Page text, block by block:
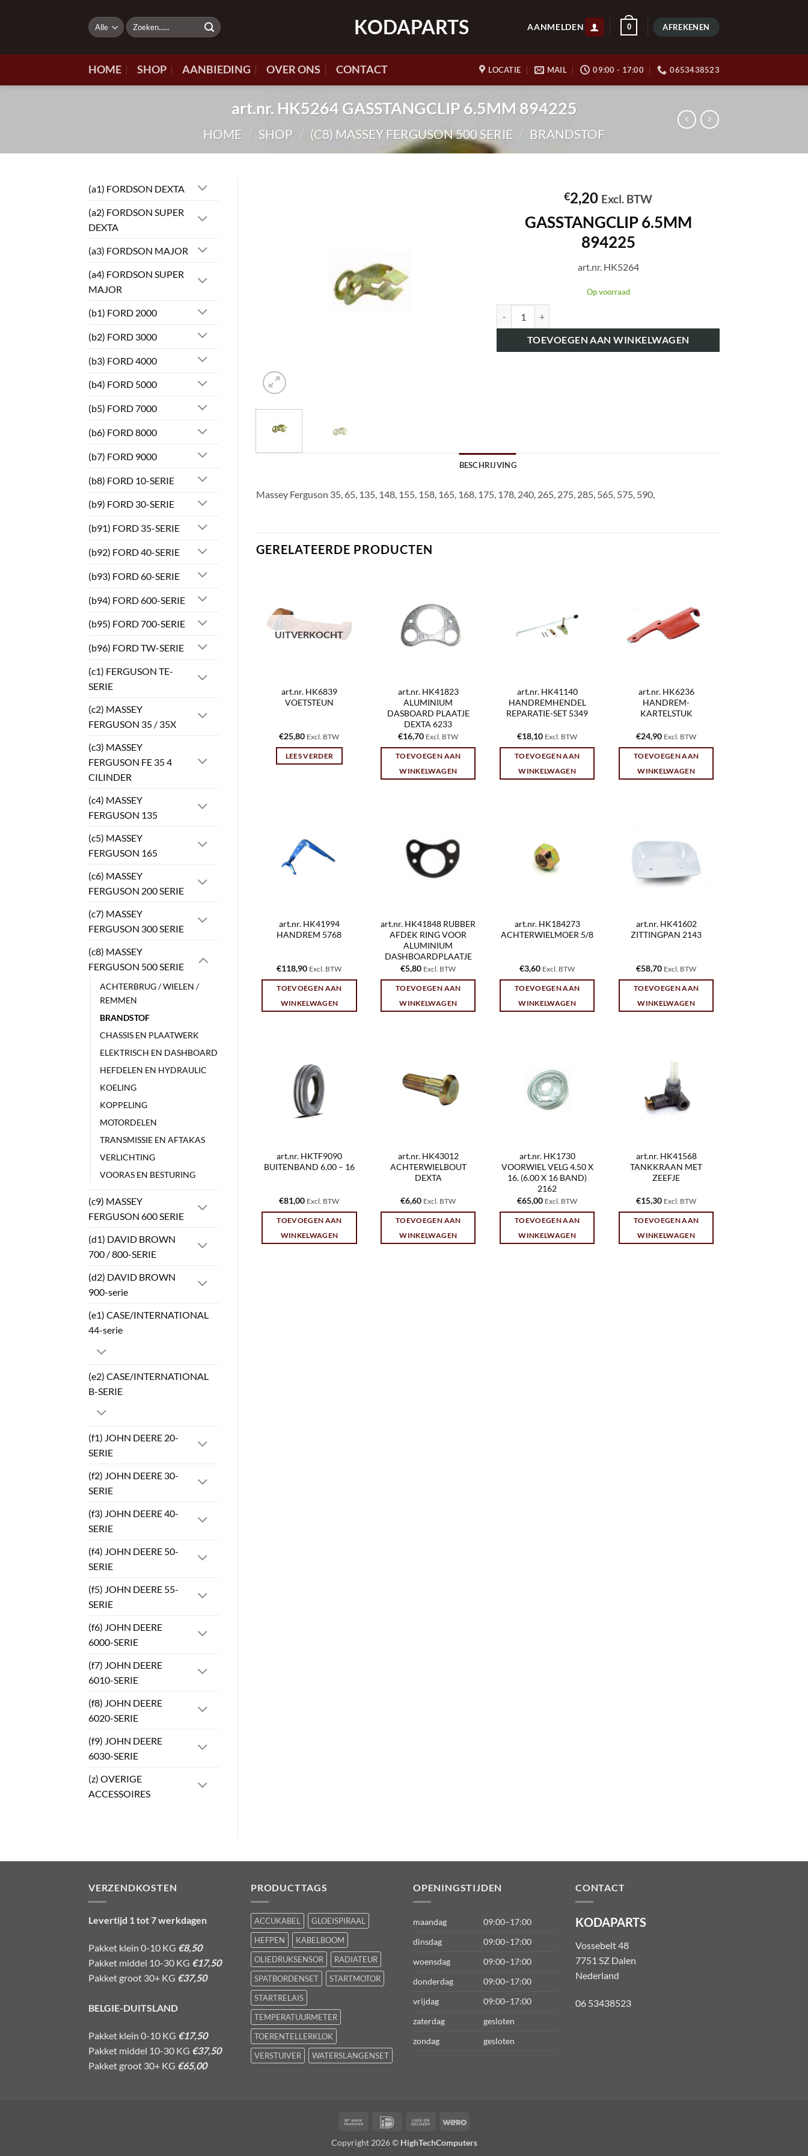
KODAPARTS
Zoeken
naar:
AANMELDEN 0 AFREKENEN
HOME SHOP AANBIEDING OVER ONS CONTACT LOCATIE MAIL 09:00 - 17:00 0653438523
art.nr. HK5264 GASSTANGCLIP 6.5MM 894225
HOME / SHOP / (C8) MASSEY FERGUSON 500 SERIE / BRANDSTOF
(a1) FORDSON DEXTA
(a2) FORDSON SUPER
DEXTA
(a3) FORDSON MAJOR
(a4) FORDSON SUPER
MAJOR
(b1) FORD 2000
(b2) FORD 3000
(b3) FORD 4000
(b4) FORD 5000
(b5) FORD 7000
(b6) FORD 8000
(b7) FORD 9000
(b8) FORD 10-SERIE
(b9) FORD 30-SERIE
(b91) FORD 35-SERIE
(b92) FORD 40-SERIE
(b93) FORD 60-SERIE
(b94) FORD 600-SERIE
(b95) FORD 700-SERIE
(b96) FORD TW-SERIE
(c1) FERGUSON TE-
SERIE
(c2) MASSEY
FERGUSON 35 / 35X
(c3) MASSEY
FERGUSON FE 35 4
CILINDER
(c4) MASSEY
FERGUSON 135
(c5) MASSEY
FERGUSON 165
(c6) MASSEY
FERGUSON 200 SERIE
(c7) MASSEY
FERGUSON 300 SERIE
(c8) MASSEY
FERGUSON 500 SERIE
ACHTERBRUG / WIELEN /
REMMEN
BRANDSTOF
CHASSIS EN PLAATWERK
ELEKTRISCH EN DASHBOARD
HEFDELEN EN HYDRAULIC
KOELING
KOPPELING
MOTORDELEN
TRANSMISSIE EN AFTAKAS
VERLICHTING
VOORAS EN BESTURING
(c9) MASSEY
FERGUSON 600 SERIE
(d1) DAVID BROWN
700 / 800-SERIE
(d2) DAVID BROWN
900-serie
(e1) CASE/INTERNATIONAL
44-serie
(e2) CASE/INTERNATIONAL
B-SERIE
(f1) JOHN DEERE 20-
SERIE
(f2) JOHN DEERE 30-
SERIE
(f3) JOHN DEERE 40-
SERIE
(f4) JOHN DEERE 50-
SERIE
(f5) JOHN DEERE 55-
SERIE
(f6) JOHN DEERE
6000-SERIE
(f7) JOHN DEERE
6010-SERIE
(f8) JOHN DEERE
6020-SERIE
(f9) JOHN DEERE
6030-SERIE
(z) OVERIGE
ACCESSOIRES
€2,20 Excl. BTW
GASSTANGCLIP 6.5MM
894225
art.nr. HK5264
Op voorraad
TOEVOEGEN AAN WINKELWAGEN
BESCHRIJVING
Massey Ferguson 35, 65, 135, 148, 155, 158, 165, 168, 175, 178, 240, 265, 275, 285, 565, 575, 590,
GERELATEERDE PRODUCTEN
UITVERKOCHT
art.nr. HK6839
VOETSTEUN
€25,80 Excl. BTW
LEES VERDER
art.nr. HK41823
ALUMINIUM
DASBOARD PLAATJE
DEXTA 6233
€16,70 Excl. BTW
TOEVOEGEN AAN
WINKELWAGEN
art.nr. HK41140
HANDREMHENDEL
REPARATIE-SET 5349
€18,10 Excl. BTW
TOEVOEGEN AAN
WINKELWAGEN
art.nr. HK6236
HANDREM-
KARTELSTUK
€24,90 Excl. BTW
TOEVOEGEN AAN
WINKELWAGEN
art.nr. HK41994
HANDREM 5768
€118,90 Excl. BTW
TOEVOEGEN AAN
WINKELWAGEN
art.nr. HK41848 RUBBER
AFDEK RING VOOR
ALUMINIUM
DASHBOARDPLAATJE
€5,80 Excl. BTW
TOEVOEGEN AAN
WINKELWAGEN
art.nr. HK184273
ACHTERWIELMOER 5/8
€3,60 Excl. BTW
TOEVOEGEN AAN
WINKELWAGEN
art.nr. HK41602
ZITTINGPAN 2143
€58,70 Excl. BTW
TOEVOEGEN AAN
WINKELWAGEN
art.nr. HKTF9090
BUITENBAND 6.00 – 16
€81,00 Excl. BTW
TOEVOEGEN AAN
WINKELWAGEN
art.nr. HK43012
ACHTERWIELBOUT
DEXTA
€6,60 Excl. BTW
TOEVOEGEN AAN
WINKELWAGEN
art.nr. HK1730
VOORWIEL VELG 4.50 X
16. (6.00 X 16 BAND)
2162
€65,00 Excl. BTW
TOEVOEGEN AAN
WINKELWAGEN
art.nr. HK41568
TANKKRAAN MET
ZEEFJE
€15,30 Excl. BTW
TOEVOEGEN AAN
WINKELWAGEN
VERZENDKOSTEN
Levertijd 1 tot 7 werkdagen
Pakket klein 0-10 KG €8,50
Pakket middel 10-30 KG €17,50
Pakket groot 30+ KG €37,50
BELGIE-DUITSLAND
Pakket klein 0-10 KG €17,50
Pakket middel 10-30 KG €37,50
Pakket groot 30+ KG €65,00
PRODUCTTAGS
ACCUKABEL
GLOEISPIRAAL
HEFPEN
KABELBOOM
OLIEDRUKSENSOR
RADIATEUR
SPATBORDENSET
STARTMOTOR
STARTRELAIS
TEMPERATUURMETER
TOERENTELLERKLOK
VERSTUIVER
WATERSLANGENSET
OPENINGSTIJDEN
maandag
09:00–17:00
dinsdag
09:00–17:00
woensdag
09:00–17:00
donderdag
09:00–17:00
vrijdag
09:00–17:00
zaterdag
gesloten
zondag
gesloten
CONTACT
KODAPARTS
Vossebelt 48
7751 SZ Dalen
Nederland
06 53438523
Bank
IDeal
Cash
Delivery
Wero
Copyright 2026 © HighTechComputers